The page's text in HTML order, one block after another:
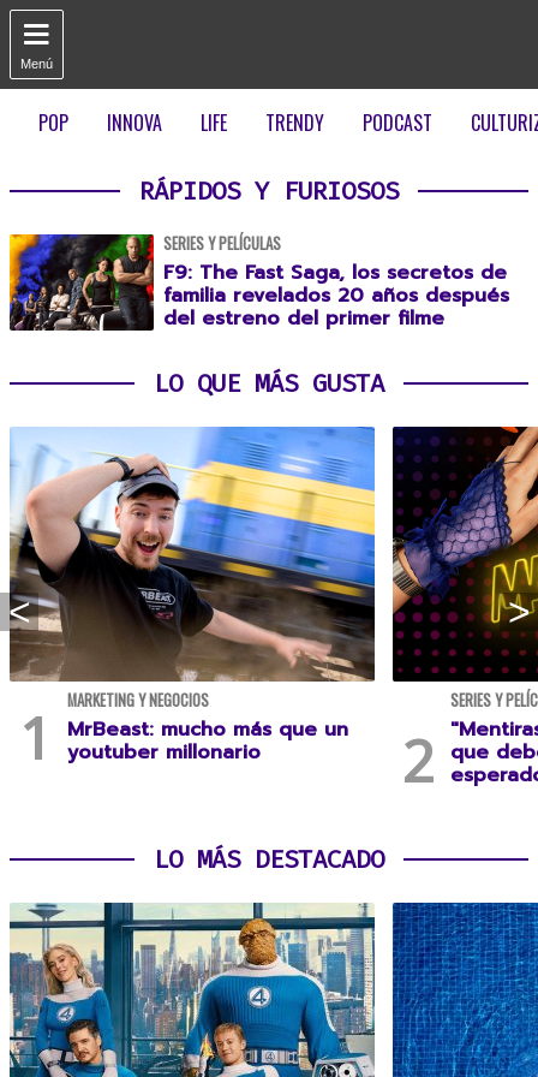

Menú
POP INNOVA LIFE TRENDY PODCAST
RÁPIDOS Y FURIOSOS
SERIES Y PELÍCULAS
F9: The Fast Saga, los secretos de
familia revelados 20 años después
del estreno del primer filme
LO QUE MÁS GUSTA
MARKETING Y NEGOCIOS
MrBeast: mucho más que un
youtuber millonario
SERIES Y
que
LO MÁS DESTACADO